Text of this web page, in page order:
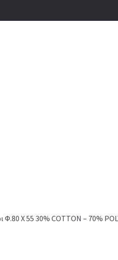
Χ 55 30% COTTON – 70%